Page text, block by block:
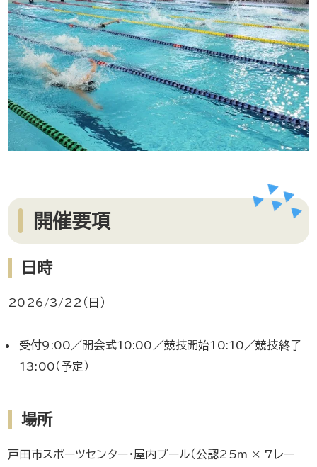
開催要項
日時
2026/3/22（日）
受付9:00／開会式10:00／競技開始10:10／競技終了
13:00（予定）
場所
戸田市スポーツセンター・屋内プール（公認25m × 7レー